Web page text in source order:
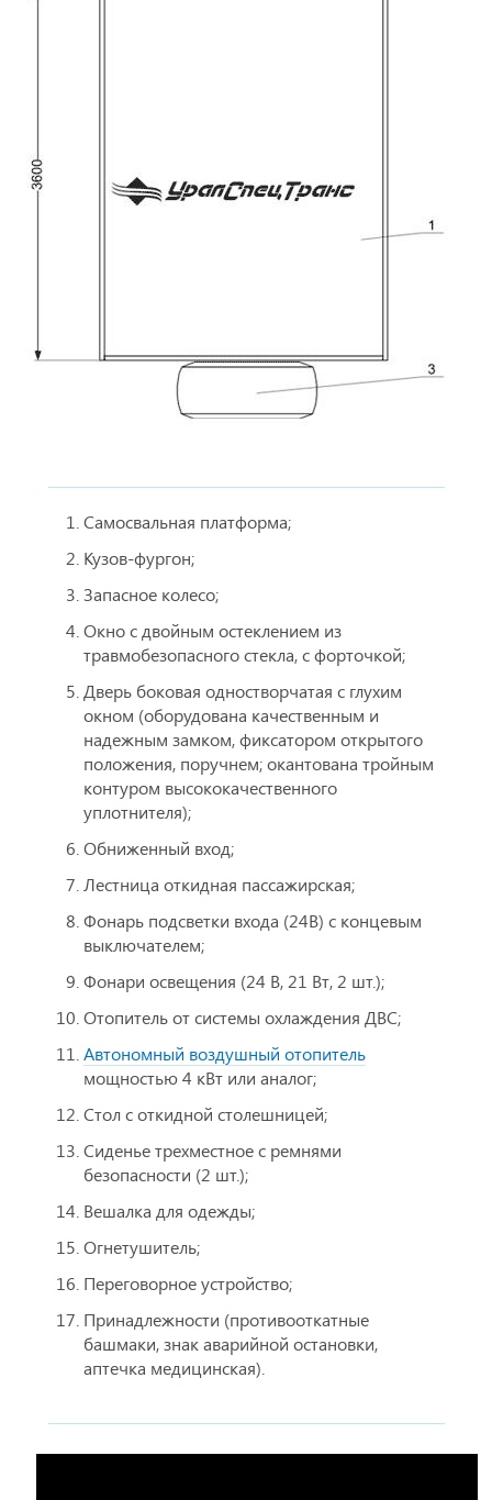
Самосвальная платформа;
Кузов-фургон;
Запасное колесо;
Окно с двойным остеклением из
травмобезопасного стекла, с форточкой;
Дверь боковая одностворчатая с глухим
окном (оборудована качественным и
надежным замком, фиксатором открытого
положения, поручнем; окантована тройным
контуром высококачественного
уплотнителя);
Обниженный вход;
Лестница откидная пассажирская;
Фонарь подсветки входа (24В) с концевым
выключателем;
Фонари освещения (24 В, 21 Вт, 2 шт.);
Отопитель от системы охлаждения ДВС;
Автономный воздушный отопитель
мощностью 4 кВт или аналог;
Стол с откидной столешницей;
Сиденье трехместное с ремнями
безопасности (2 шт.);
Вешалка для одежды;
Огнетушитель;
Переговорное устройство;
Принадлежности (противооткатные
башмаки, знак аварийной остановки,
аптечка медицинская).